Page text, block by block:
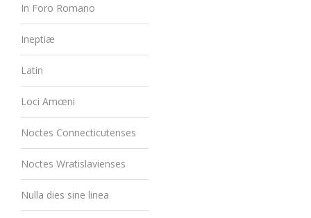
In Foro Romano
Ineptiæ
Latin
Loci Amœni
Noctes Connecticutenses
Noctes Wratislavienses
Nulla dies sine linea